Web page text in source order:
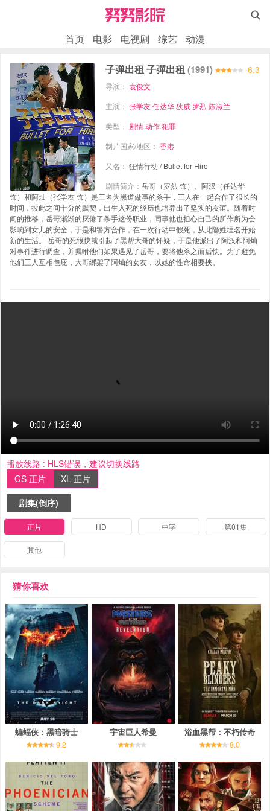

首页 电影 电视剧 综艺 动漫
子弹出租 子彈出租(1991) 6.3
导演： 袁俊文
主演：张学友 任达华 狄威 罗烈 陈淑兰
类型： 剧情 动作 犯罪
制片国家/地区：香港
又名：狂情行动 / Bullet for Hire
剧情简介：岳哥（罗烈 饰）、阿汉（任达华
饰）和阿灿（张学友 饰）是三名为黑道做事的杀手，三人在一起合作了很长的
时间，彼此之间十分的默契，出生入死的经历也培养出了坚实的友谊。随着时
间的推移，岳哥渐渐的厌倦了杀手这份职业，同事他也担心自己的所作所为会
影响到女儿的安全，于是和警方合作，在一次行动中假死，从此隐姓埋名开始
新的生活。 岳哥的死很快就引起了黑帮大哥的怀疑，于是他派出了阿汉和阿灿
对事件进行调查，并嘱咐他们如果遇见了岳哥，要将他杀之而后快。为了避免
他们三人互相包庇，大哥绑架了阿灿的女友，以她的性命相要挟。
播放线路 : HLS错误，建议切换线路
GS 正片
XL 正片
剧集(倒序)
正片 HD 中字 第01集
其他
猜你喜欢
蝙蝠侠：黑暗骑士
9.2
宇宙巨人希曼 浴血黑帮：不朽传奇
8.0